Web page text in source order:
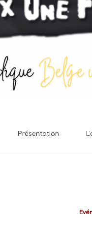
Présentation